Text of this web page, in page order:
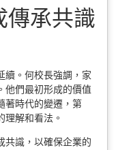
傳承共識
續。何校長強調，家
他們最初形成的價值
著時代的變遷，第
理解和看法。
共識，以確保企業的